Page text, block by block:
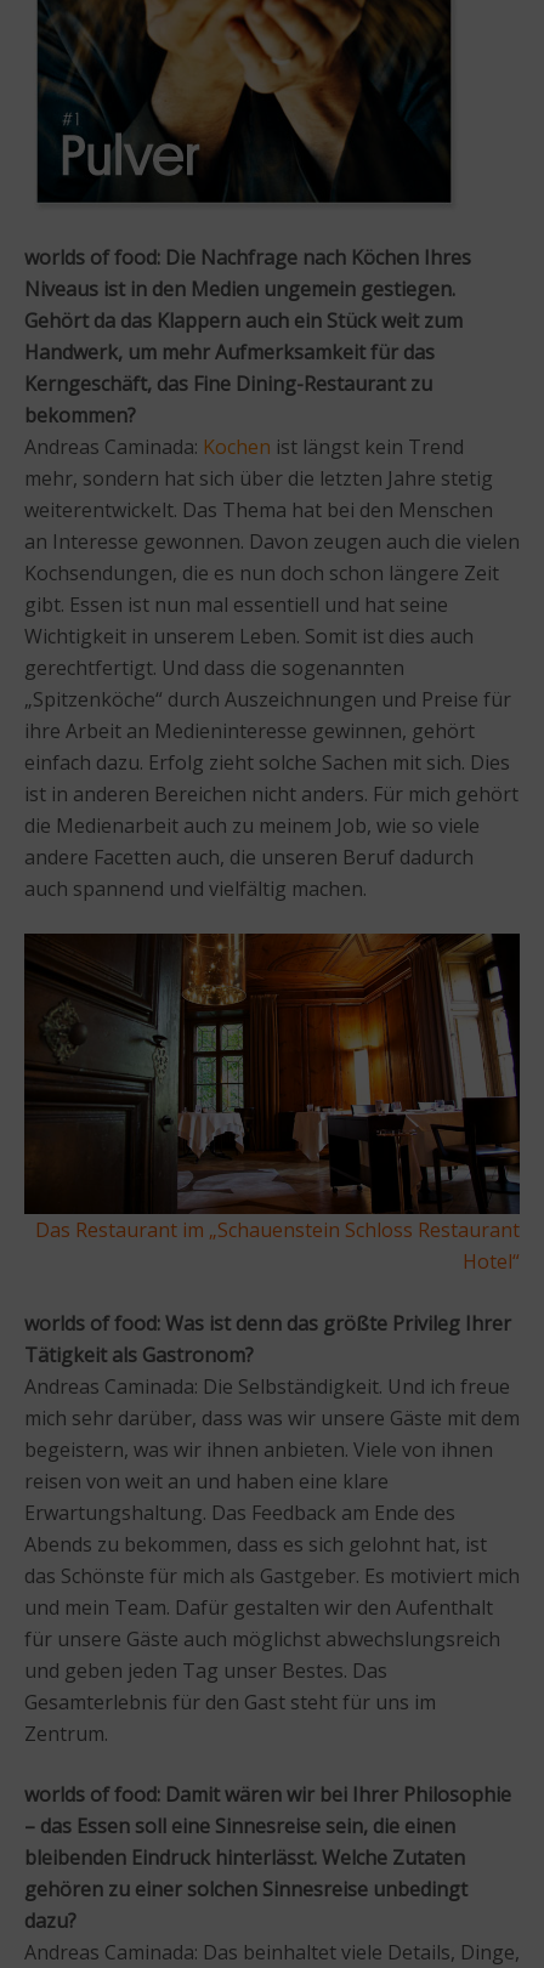
worlds of food: Die Nachfrage nach Köchen Ihres
Niveaus ist in den Medien ungemein gestiegen.
Gehört da das Klappern auch ein Stück weit zum
Handwerk, um mehr Aufmerksamkeit für das
Kerngeschäft, das Fine Dining-Restaurant zu
bekommen?
Andreas Caminada: Kochen ist längst kein Trend
mehr, sondern hat sich über die letzten Jahre stetig
weiterentwickelt. Das Thema hat bei den Menschen
an Interesse gewonnen. Davon zeugen auch die vielen
Kochsendungen, die es nun doch schon längere Zeit
gibt. Essen ist nun mal essentiell und hat seine
Wichtigkeit in unserem Leben. Somit ist dies auch
gerechtfertigt. Und dass die sogenannten
„Spitzenköche“ durch Auszeichnungen und Preise für
ihre Arbeit an Medieninteresse gewinnen, gehört
einfach dazu. Erfolg zieht solche Sachen mit sich. Dies
ist in anderen Bereichen nicht anders. Für mich gehört
die Medienarbeit auch zu meinem Job, wie so viele
andere Facetten auch, die unseren Beruf dadurch
auch spannend und vielfältig machen.
Das Restaurant im „Schauenstein Schloss Restaurant
Hotel“
worlds of food: Was ist denn das größte Privileg Ihrer
Tätigkeit als Gastronom?
Andreas Caminada: Die Selbständigkeit. Und ich freue
mich sehr darüber, dass was wir unsere Gäste mit dem
begeistern, was wir ihnen anbieten. Viele von ihnen
reisen von weit an und haben eine klare
Erwartungshaltung. Das Feedback am Ende des
Abends zu bekommen, dass es sich gelohnt hat, ist
das Schönste für mich als Gastgeber. Es motiviert mich
und mein Team. Dafür gestalten wir den Aufenthalt
für unsere Gäste auch möglichst abwechslungsreich
und geben jeden Tag unser Bestes. Das
Gesamterlebnis für den Gast steht für uns im
Zentrum.
worlds of food: Damit wären wir bei Ihrer Philosophie
– das Essen soll eine Sinnesreise sein, die einen
bleibenden Eindruck hinterlässt. Welche Zutaten
gehören zu einer solchen Sinnesreise unbedingt
dazu?
Andreas Caminada: Das beinhaltet viele Details, Dinge,